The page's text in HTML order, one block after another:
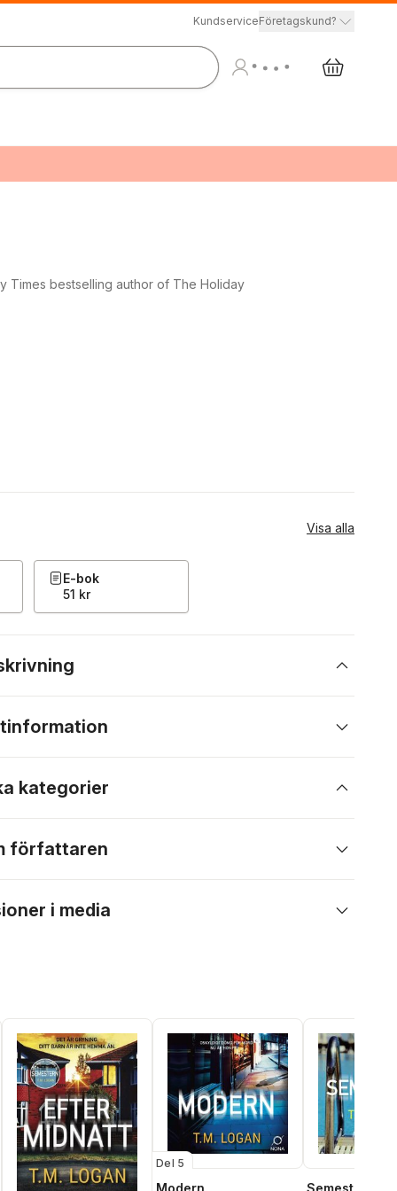
KundserviceFöretagskund?
Times bestselling author of The Holiday
Visa alla
E-bok
51 kr
kategorier
författaren
i media
Del 5
Modern Semestern